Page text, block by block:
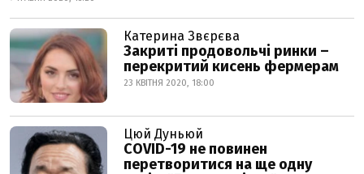
Катерина Звєрєва
Закриті продовольчі ринки –
перекритий кисень фермерам
23 КВІТНЯ 2020, 18:00
Цюй Дуньюй
COVID-19 не повинен
перетворитися на ще одну